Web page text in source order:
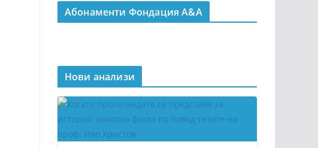
Абонаменти Фондация А&A
Нови анализи